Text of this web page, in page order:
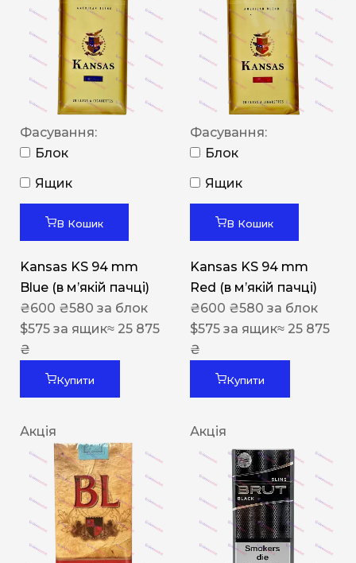
Фасування:
Блок
Ящик
В Кошик
Kansas KS 94 mm
Blue (в мʼякій пачці)
₴600 ₴580 за блок
$575 за ящик≈ 25 875
₴
Купити
Фасування:
Блок
Ящик
В Кошик
Kansas KS 94 mm
Red (в мʼякій пачці)
₴600 ₴580 за блок
$575 за ящик≈ 25 875
₴
Купити
Акція Акція